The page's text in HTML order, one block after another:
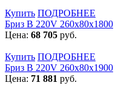
Купить ПОДРОБНЕЕ
Бриз В 220V 260x80x1800
Цена: 68 705 руб.
Купить ПОДРОБНЕЕ
Бриз В 220V 260x80x1900
Цена: 71 881 руб.